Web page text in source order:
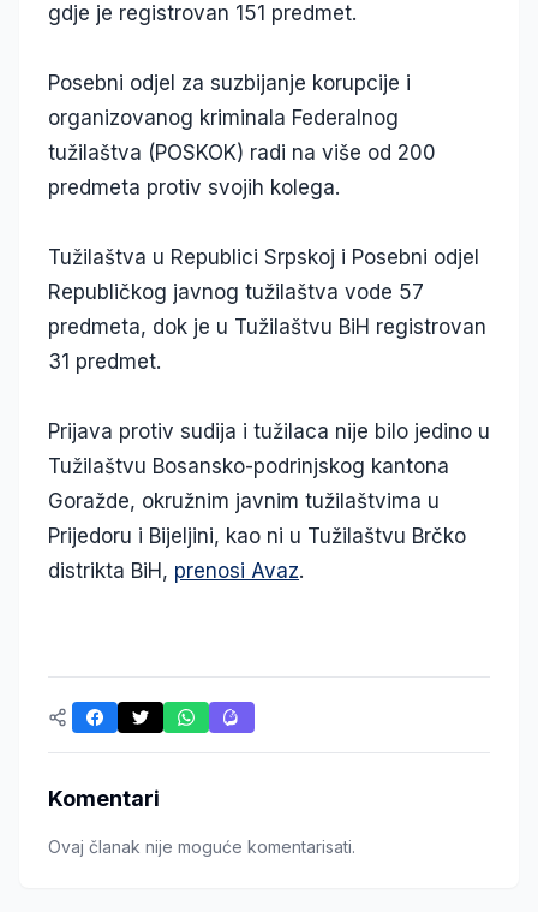
gdje je registrovan 151 predmet.
Posebni odjel za suzbijanje korupcije i
organizovanog kriminala Federalnog
tužilaštva (POSKOK) radi na više od 200
predmeta protiv svojih kolega.
Tužilaštva u Republici Srpskoj i Posebni odjel
Republičkog javnog tužilaštva vode 57
predmeta, dok je u Tužilaštvu BiH registrovan
31 predmet.
Prijava protiv sudija i tužilaca nije bilo jedino u
Tužilaštvu Bosansko-podrinjskog kantona
Goražde, okružnim javnim tužilaštvima u
Prijedoru i Bijeljini, kao ni u Tužilaštvu Brčko
distrikta BiH, prenosi Avaz.
Komentari
Ovaj članak nije moguće komentarisati.